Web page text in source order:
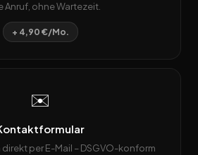
Anruf, ohne Wartezeit.
+ 4,90 €/Mo.
✉️
per E-Mail – DSGVO-konform